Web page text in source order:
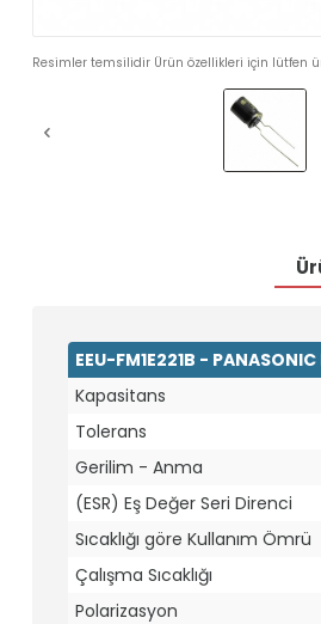
Resimler temsilidir Ürün özellikleri için lütfen
EEU-FM1E221B -
Kapasitans
Tolerans
Gerilim - Anma
(ESR) Eş Değer Seri Direnci
Sıcaklığı göre Kullanım Ömrü
Çalışma Sıcaklığı
Polarizasyon